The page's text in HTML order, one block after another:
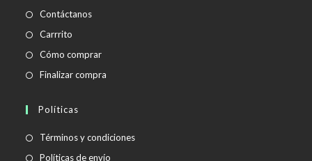
Contáctanos
Carrrito
Cómo comprar
Finalizar compra
Políticas
Términos y condicionesSe
Políticas de envío